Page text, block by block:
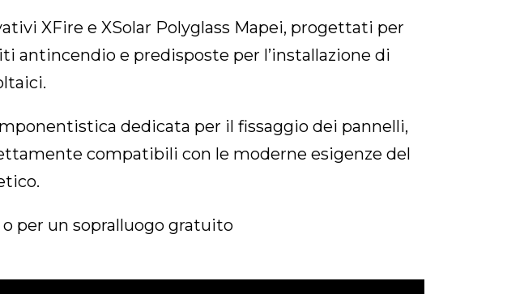
XFire e XSolar Polyglass Mapei, progettati per
antincendio e predisposte per l’installazione di
dedicata per il fissaggio dei pannelli,
compatibili con le moderne esigenze del
per un sopralluogo gratuito